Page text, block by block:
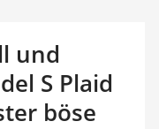
und
S Plaid
böse